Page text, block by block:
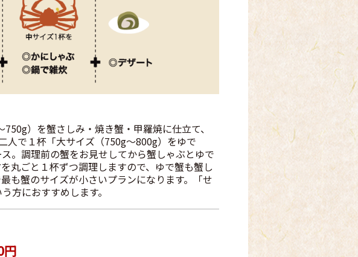
）を蟹さしみ・焼き蟹・甲羅焼に仕立て、
人で１杯「大サイズ（750g～800g）をゆで
。調理前の蟹をお見せしてから蟹しゃぶとゆで
ごと１杯ずつ調理しますので、ゆで蟹も蟹し
蟹のサイズが小さいプランになります。「せ
方におすすめします。
日・年末
円